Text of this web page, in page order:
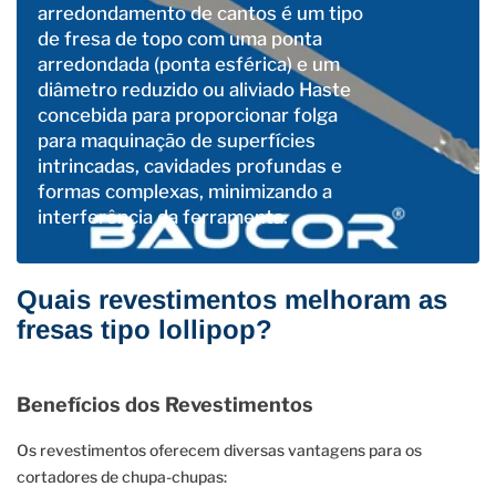
arredondamento de cantos é um tipo
de fresa de topo com uma ponta
arredondada (ponta esférica) e um
diâmetro reduzido ou aliviado Haste
concebida para proporcionar folga
para maquinação de superfícies
intrincadas, cavidades profundas e
formas complexas, minimizando a
interferência da ferramenta.
Quais revestimentos melhoram as
fresas tipo lollipop?
Benefícios dos Revestimentos
Os revestimentos oferecem diversas vantagens para os
cortadores de chupa-chupas: